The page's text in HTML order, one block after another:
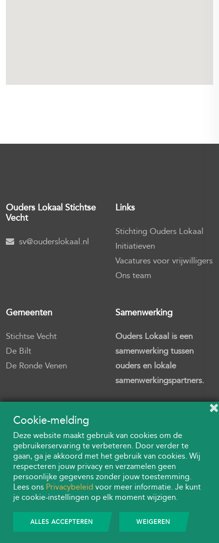
Ouders Lokaal Stichtse
Vecht
sv@ouderslokaal.nl
Links
Stichting Ouders Lokaal
Initiatieven
Vacatures voor vrijwilligers
Ons team
Gemeenten
Stichtse Vecht
De Bilt
De Ronde Venen
Samenwerking
Ouders Lokaal is een
samenwerking tussen
ouders en lokale
samenwerkingspartners.
© Copyright2026All rights reserved, Ouders Lokaal
Cookie-melding
Deze website maakt gebruik van cookies om de
gebruikerservaring te verbeteren. Door verder te
gaan, ga je akkoord met het gebruik van cookies. Wij
respecteren jouw privacy en verzamelen geen
persoonlijke gegevens zonder jouw toestemming.
Lees ons Privacybeleid voor meer informatie. Je kunt
je cookie-instellingen op elk moment wijzigen.
ALLES ACCEPTEREN WEIGEREN